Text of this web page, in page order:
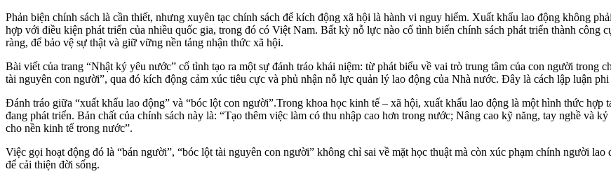
Phản biện chính sách là cần thiết, nhưng xuyên tạc chính sách để kích động xã hội là hành vi nguy hiểm. Xuất khẩu lao động không
hợp với điều kiện phát triển của nhiều quốc gia, trong đó có Việt Nam. Bất kỳ nỗ lực nào cố tình biến chính sách phát triển thành công
ràng, để bảo vệ sự thật và giữ vững nền tảng nhận thức xã hội.
Bài viết của trang “Nhật ký yêu nước” cố tình tạo ra một sự đánh tráo khái niệm: từ phát biểu về vai trò trung tâm của con người trong
tài nguyên con người”, qua đó kích động cảm xúc tiêu cực và phủ nhận nỗ lực quản lý lao động của Nhà nước. Đây là cách lập luận
Đánh tráo giữa “xuất khẩu lao động” và “bóc lột con người”.Trong khoa học kinh tế – xã hội, xuất khẩu lao động là một hình thức hợp
đang phát triển. Bản chất của chính sách này là: “Tạo thêm việc làm có thu nhập cao hơn trong nước; Nâng cao kỹ năng, tay nghề và
cho nền kinh tế trong nước”.
Việc gọi hoạt động đó là “bán người”, “bóc lột tài nguyên con người” không chỉ sai về mặt học thuật mà còn xúc phạm chính người
để cải thiện đời sống.